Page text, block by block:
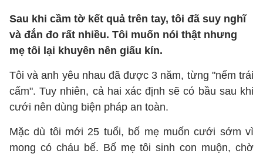
Sau khi cầm tờ kết quả trên tay, tôi đã suy nghĩ
và đắn đo rất nhiều. Tôi muốn nói thật nhưng
mẹ tôi lại khuyên nên giấu kín.
Tôi và anh yêu nhau đã được 3 năm, từng "nếm trái
cấm". Tuy nhiên, cả hai xác định sẽ có bầu sau khi
cưới nên dùng biện pháp an toàn.
Mặc dù tôi mới 25 tuổi, bố mẹ muốn cưới sớm vì
mong có cháu bế. Bố mẹ tôi sinh con muộn, chờ